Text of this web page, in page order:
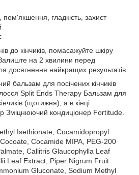
гладкість, захист
до кінчиків, помасажуйте шкіру
на 2 хвилини перед
досягнення найкращих результатів.
бальзам для посічених кінчиків
Split Ends Therapy Бальзам для
(щотижня), а в кінці
Зміцнюючий кондиціонер Fortitude.
Isethionate, Cocamidopropyl
Cocamide MIPA, PEG-200
Callitris Glaucophylla Leaf
Leaf Extract, Piper Nigrum Fruit
Gluconate, Sodium Methyl